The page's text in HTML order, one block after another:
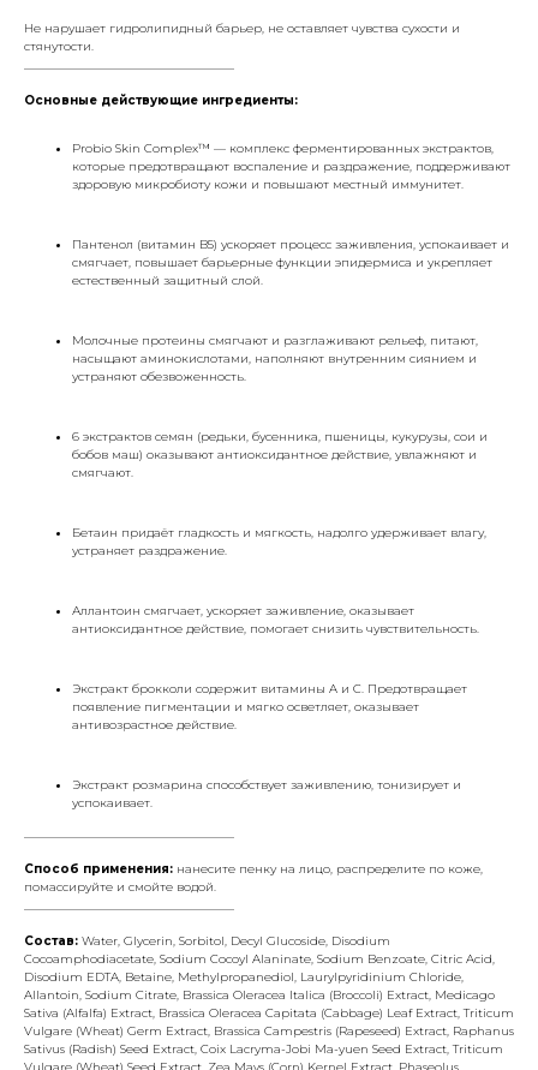
Не нарушает гидролипидный барьер, не оставляет чувства сухости и
стянутости.
Основные действующие ингредиенты:
Probio Skin Complex™ — комплекс ферментированных экстрактов,
которые предотвращают воспаление и раздражение, поддерживают
здоровую микробиоту кожи и повышают местный иммунитет.
Пантенол (витамин B5) ускоряет процесс заживления, успокаивает и
смягчает, повышает барьерные функции эпидермиса и укрепляет
естественный защитный слой.
Молочные протеины смягчают и разглаживают рельеф, питают,
насыщают аминокислотами, наполняют внутренним сиянием и
устраняют обезвоженность.
6 экстрактов семян (редьки, бусенника, пшеницы, кукурузы, сои и
бобов маш) оказывают антиоксидантное действие, увлажняют и
смягчают.
Бетаин придаёт гладкость и мягкость, надолго удерживает влагу,
устраняет раздражение.
Аллантоин смягчает, ускоряет заживление, оказывает
антиоксидантное действие, помогает снизить чувствительность.
Экстракт брокколи содержит витамины A и C. Предотвращает
появление пигментации и мягко осветляет, оказывает
антивозрастное действие.
Экстракт розмарина способствует заживлению, тонизирует и
успокаивает.
Способ применения: нанесите пенку на лицо, распределите по коже,
помассируйте и смойте водой.
Состав: Water, Glycerin, Sorbitol, Decyl Glucoside, Disodium
Cocoamphodiacetate, Sodium Cocoyl Alaninate, Sodium Benzoate, Citric Acid,
Disodium EDTA, Betaine, Methylpropanediol, Laurylpyridinium Chloride,
Allantoin, Sodium Citrate, Brassica Oleracea Italica (Broccoli) Extract, Medicago
Sativa (Alfalfa) Extract, Brassica Oleracea Capitata (Cabbage) Leaf Extract, Triticum
Vulgare (Wheat) Germ Extract, Brassica Campestris (Rapeseed) Extract, Raphanus
Sativus (Radish) Seed Extract, Coix Lacryma-Jobi Ma-yuen Seed Extract, Triticum